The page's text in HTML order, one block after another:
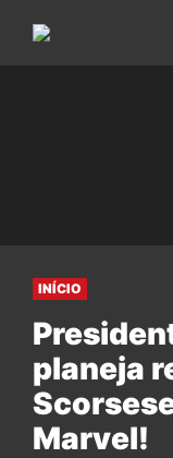
INÍCIO
planeja
Marvel!